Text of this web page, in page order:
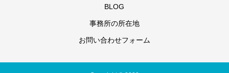
BLOG
事務所の所在地
お問い合わせフォーム